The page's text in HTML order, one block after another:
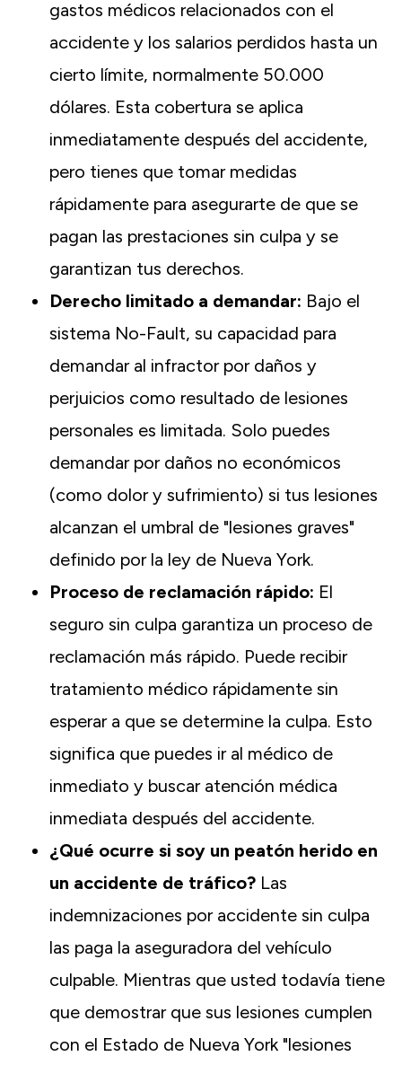
gastos médicos relacionados con el
accidente y los salarios perdidos hasta un
cierto límite, normalmente 50.000
dólares. Esta cobertura se aplica
inmediatamente después del accidente,
pero tienes que tomar medidas
rápidamente para asegurarte de que se
pagan las prestaciones sin culpa y se
garantizan tus derechos.
Derecho limitado a demandar: Bajo el
sistema No-Fault, su capacidad para
demandar al infractor por daños y
perjuicios como resultado de lesiones
personales es limitada. Solo puedes
demandar por daños no económicos
(como dolor y sufrimiento) si tus lesiones
alcanzan el umbral de "lesiones graves"
definido por la ley de Nueva York.
Proceso de reclamación rápido: El
seguro sin culpa garantiza un proceso de
reclamación más rápido. Puede recibir
tratamiento médico rápidamente sin
esperar a que se determine la culpa. Esto
significa que puedes ir al médico de
inmediato y buscar atención médica
inmediata después del accidente.
¿Qué ocurre si soy un peatón herido en
un accidente de tráfico? Las
indemnizaciones por accidente sin culpa
las paga la aseguradora del vehículo
culpable. Mientras que usted todavía tiene
que demostrar que sus lesiones cumplen
con el Estado de Nueva York "lesiones